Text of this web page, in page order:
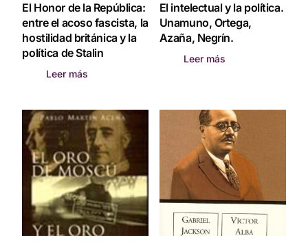
El Honor de la República:
entre el acoso fascista, la
hostilidad británica y la
política de Stalin
Leer más
El intelectual y la política.
Unamuno, Ortega,
Azaña, Negrín.
Leer más